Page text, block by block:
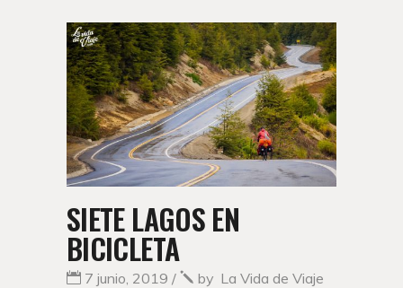
SIETE LAGOS EN
BICICLETA
7 junio, 2019 by La Vida de Viaje